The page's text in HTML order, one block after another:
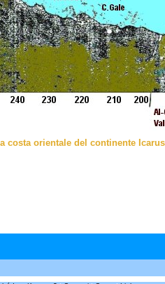
costa orientale del continente